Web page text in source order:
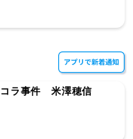
コラ事件 米澤穂信